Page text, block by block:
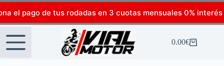
el pago de tus rodadas en 3 cuotas mensuales 0% interés
0.00€